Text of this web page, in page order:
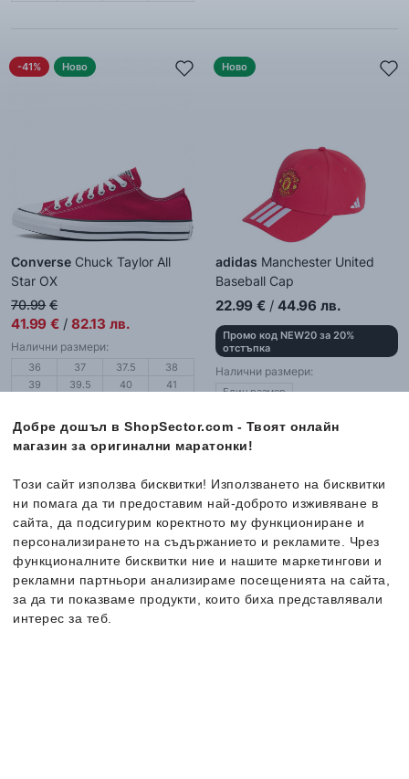
Добре дошъл в ShopSector.com - Твоят онлайн
магазин за оригинални маратонки!
Този сайт използва бисквитки! Използването на бисквитки
ни помага да ти предоставим най-доброто изживяване в
сайта, да подсигурим коректното му функциониране и
персонализирането на съдържанието и рекламите. Чрез
функционалните бисквитки ние и нашите маркетингови и
рекламни партньори анализираме посещенията на сайта,
за да ти показваме продукти, които биха представлявали
интерес за теб.
-41% Ново
Converse Chuck Taylor All
Star OX
Кецове
70.99 €
41.99 € / 82.13 лв.
Налични размери:
36 37 37.5
38
39
39.5 40
41
44
45 46
Ново
adidas Manchester United
Baseball Cap
Шапка
22.99 € / 44.96 лв.
Промо код NEW20 за 20%
отстъпка
Налични размери:
Един размер